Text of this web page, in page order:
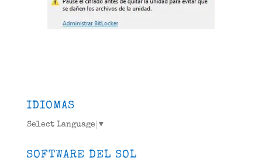
IDIOMAS
Select Language ▼
SOFTWARE DEL SOL